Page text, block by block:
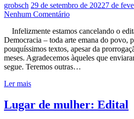
grobsch 29 de setembro de 20227 de
Nenhum Comentário
Infelizmente estamos cancelando o
Democracia – toda arte emana do povo,
pouquíssimos textos, apesar da
meses. Agradecemos àqueles que
segue. Teremos outras…
Ler mais
Lugar de mulher: Edital